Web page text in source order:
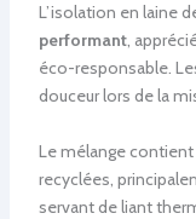
L’isolation en laine
performant,
éco-responsable.
douceur lors de la
Le mélange
recyclées,
servant de liant